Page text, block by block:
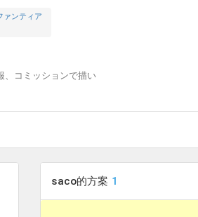
ァンティア
、コミッションで描い
saco的方案 1